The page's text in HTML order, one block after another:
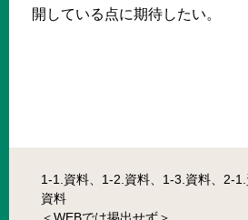
開している点に期待したい。
1-1.資料、1-2.資料、1-3.資料、2-
資料